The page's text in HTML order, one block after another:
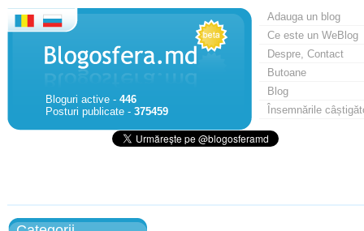
Bloguri active - 446
Posturi publicate - 375459
Adauga un blog
Ce este un WeBlog
Despre, Contact
Butoane
Blog
Însemnările